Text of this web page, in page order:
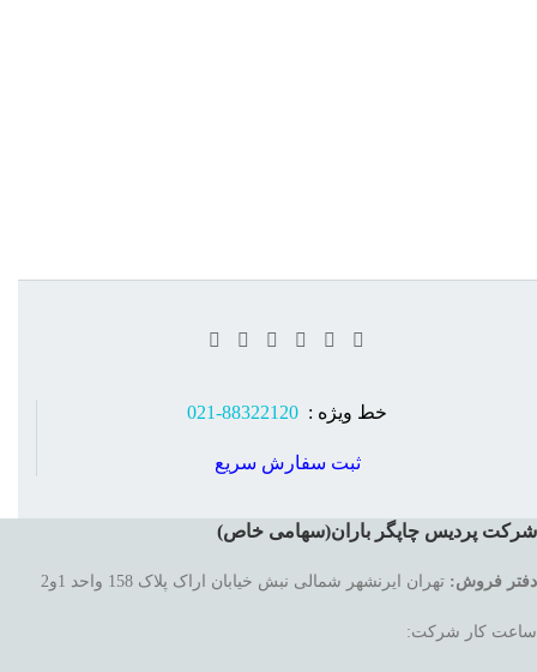
خط ویژه :
ثبت سفارش سریع
شرکت پردیس چاپگر باران(سهامی خاص)
دفتر فروش: تهران ایرنشهر شمالی نبش خیابان اراک پلاک 158 واحد 1و2
ساعت کار شرکت: